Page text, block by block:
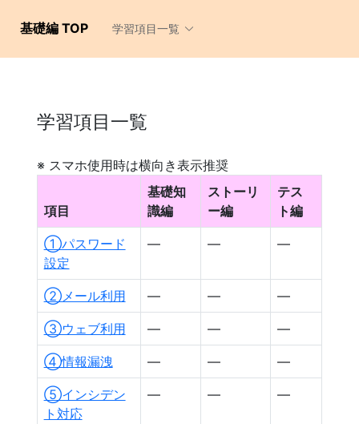
基礎編 TOP 学習項目一覧
学習項目一覧
※ スマホ使用時は横向き表示推奨
項目
基礎知
識編
ストーリ
ー編
テス
ト編
①パスワード
設定
― ― ―
②メール利用 ― ― ―
③ウェブ利用 ― ― ―
④情報漏洩 ― ― ―
⑤インシデン
ト対応
― ― ―